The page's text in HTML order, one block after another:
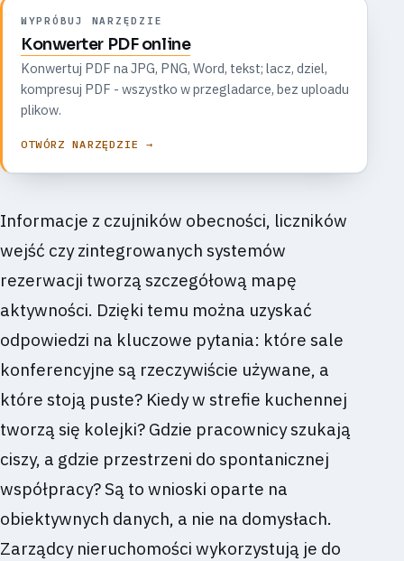
WYPRÓBUJ NARZĘDZIE
Konwerter PDF online
Konwertuj PDF na JPG, PNG, Word, tekst; lacz, dziel,
kompresuj PDF - wszystko w przegladarce, bez uploadu
plikow.
OTWÓRZ NARZĘDZIE →
Informacje z czujników obecności, liczników
wejść czy zintegrowanych systemów
rezerwacji tworzą szczegółową mapę
aktywności. Dzięki temu można uzyskać
odpowiedzi na kluczowe pytania: które sale
konferencyjne są rzeczywiście używane, a
które stoją puste? Kiedy w strefie kuchennej
tworzą się kolejki? Gdzie pracownicy szukają
ciszy, a gdzie przestrzeni do spontanicznej
współpracy? Są to wnioski oparte na
obiektywnych danych, a nie na domysłach.
Zarządcy nieruchomości wykorzystują je do